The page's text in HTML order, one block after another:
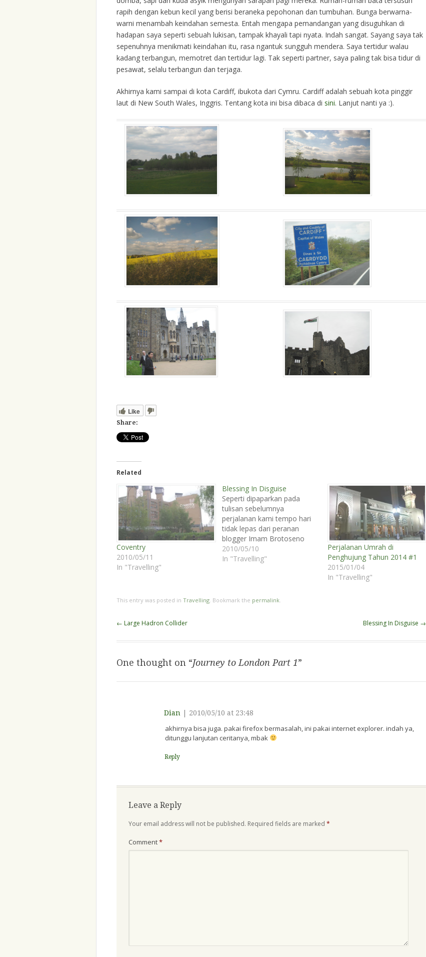
rapih dengan kebun kecil yang berisi beraneka pepohonan dan tumbuhan. Bunga berwarna-
warni menambah keindahan semesta. Entah mengapa pemandangan yang disuguhkan di
hadapan saya seperti sebuah lukisan, tampak khayali tapi nyata. Indah sangat. Sayang saya tak
sepenuhnya menikmati keindahan itu, rasa ngantuk sungguh mendera. Saya tertidur walau
kadang terbangun, memotret dan tertidur lagi. Tak seperti partner, saya paling tak bisa tidur di
pesawat, selalu terbangun dan terjaga.
Akhirnya kami sampai di kota Cardiff, ibukota dari Cymru. Cardiff adalah sebuah kota pinggir
laut di New South Wales, Inggris. Tentang kota ini bisa dibaca di sini. Lanjut nanti ya :).
Like
Share:
Related
Coventry
2010/05/11
In "Travelling"
Blessing In Disguise
Seperti dipaparkan pada
tulisan sebelumnya
perjalanan kami tempo hari
tidak lepas dari peranan
blogger Imam Brotoseno
dan maskapai penerbangan
AirAsia. Kami mendapatkan
harus transit terlebih dahulu
gunung meletus di Irlandia.…
2010/05/10
In "Travelling"
Perjalanan Umrah di
Penghujung Tahun 2014 #1
2015/01/04
In "Travelling"
This entry was posted in Travelling. Bookmark the permalink.
Post
← Large Hadron Collider Blessing In Disguise →
One thought on “Journey to London Part 1”
Dian 2010/05/10 at 23:48
akhirnya bisa juga. pakai firefox bermasalah, ini pakai internet explorer. indah ya,
ditunggu lanjutan ceritanya, mbak
Reply
Leave a Reply
Your email address will not be published. Required fields are marked *
Comment*